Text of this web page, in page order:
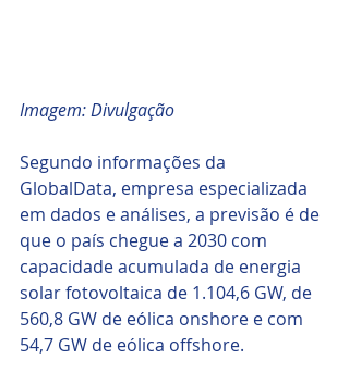
Imagem: Divulgação
Segundo informações da
GlobalData, empresa especializada
em dados e análises, a previsão é de
que o país chegue a 2030 com
capacidade acumulada de energia
solar fotovoltaica de 1.104,6 GW, de
560,8 GW de eólica onshore e com
54,7 GW de eólica offshore.